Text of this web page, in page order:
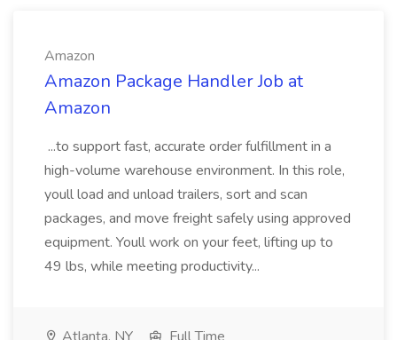
Amazon
Amazon Package Handler Job at
Amazon
...to support fast, accurate order fulfillment in a
high-volume warehouse environment. In this role,
youll load and unload trailers, sort and scan
packages, and move freight safely using approved
equipment. Youll work on your feet, lifting up to
49 lbs, while meeting productivity...